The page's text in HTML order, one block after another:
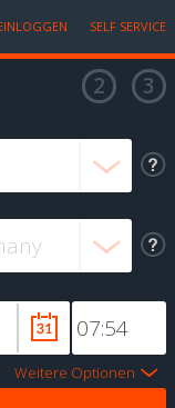
SELF SERVICE
Weitere Optionen